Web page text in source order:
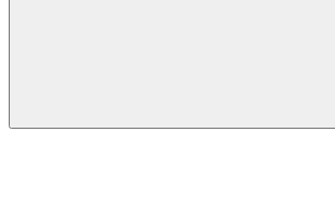
Buscar